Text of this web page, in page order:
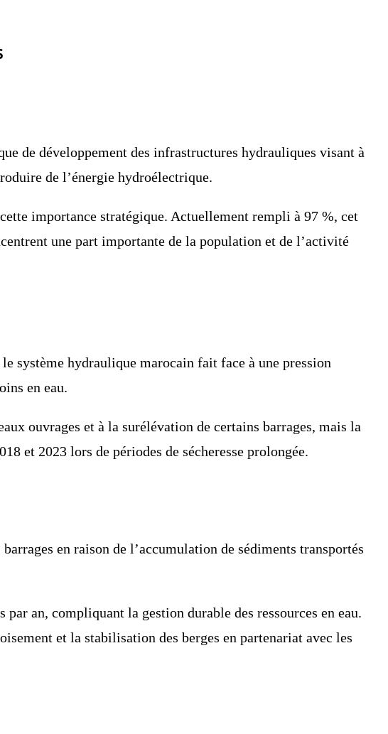
de développement des infrastructures hydrauliques visant à
de l’énergie hydroélectrique.
importance stratégique. Actuellement rempli à 97 %, cet
une part importante de la population et de l’activité
système hydraulique marocain fait face à une pression
en eau.
ouvrages et à la surélévation de certains barrages, mais la
et 2023 lors de périodes de sécheresse prolongée.
en raison de l’accumulation de sédiments transportés
an, compliquant la gestion durable des ressources en eau.
et la stabilisation des berges en partenariat avec les